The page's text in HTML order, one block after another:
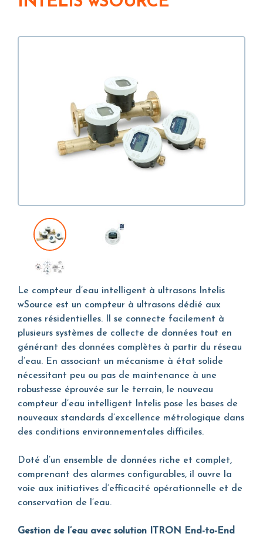
Le compteur d’eau intelligent à ultrasons Intelis
wSource est un compteur à ultrasons dédié aux
zones résidentielles. Il se connecte facilement à
plusieurs systèmes de collecte de données tout en
générant des données complètes à partir du réseau
d’eau. En associant un mécanisme à état solide
nécessitant peu ou pas de maintenance à une
robustesse éprouvée sur le terrain, le nouveau
compteur d’eau intelligent Intelis pose les bases de
nouveaux standards d’excellence métrologique dans
des conditions environnementales difficiles.
Doté d’un ensemble de données riche et complet,
comprenant des alarmes configurables, il ouvre la
voie aux initiatives d’efficacité opérationnelle et de
conservation de l’eau.
Gestion de l’eau avec solution ITRON End-to-End